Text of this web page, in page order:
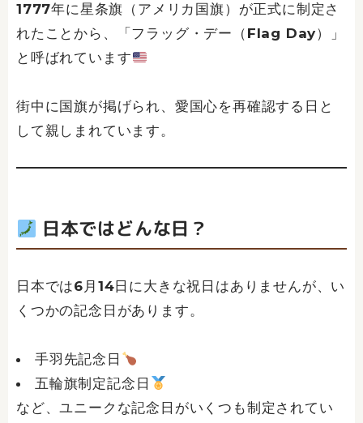
1777年に星条旗（アメリカ国旗）が正式に制定さ
れたことから、「フラッグ・デー（Flag Day）」
と呼ばれています
街中に国旗が掲げられ、愛国心を再確認する日と
して親しまれています。
日本ではどんな日？
日本では6月14日に大きな祝日はありませんが、い
くつかの記念日があります。
手羽先記念日
五輪旗制定記念日
など、ユニークな記念日がいくつも制定されてい